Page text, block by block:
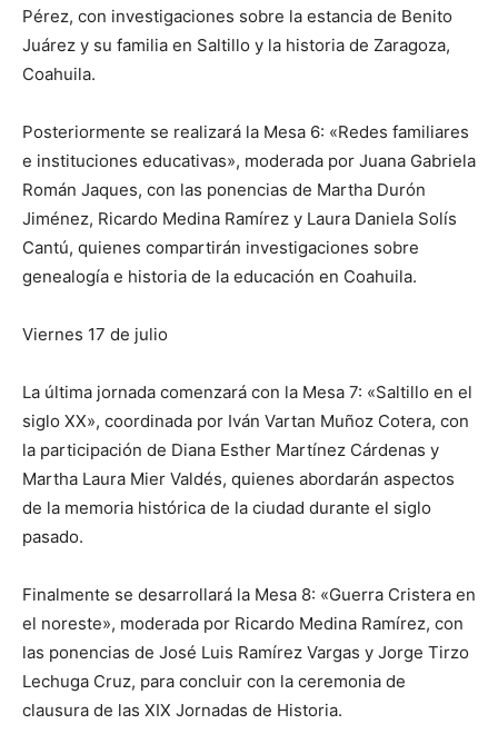
Pérez, con investigaciones sobre la estancia de Benito
Juárez y su familia en Saltillo y la historia de Zaragoza,
Coahuila.
Posteriormente se realizará la Mesa 6: «Redes familiares
e instituciones educativas», moderada por Juana Gabriela
Román Jaques, con las ponencias de Martha Durón
Jiménez, Ricardo Medina Ramírez y Laura Daniela Solís
Cantú, quienes compartirán investigaciones sobre
genealogía e historia de la educación en Coahuila.
Viernes 17 de julio
La última jornada comenzará con la Mesa 7: «Saltillo en el
siglo XX», coordinada por Iván Vartan Muñoz Cotera, con
la participación de Diana Esther Martínez Cárdenas y
Martha Laura Mier Valdés, quienes abordarán aspectos
de la memoria histórica de la ciudad durante el siglo
pasado.
Finalmente se desarrollará la Mesa 8: «Guerra Cristera en
el noreste», moderada por Ricardo Medina Ramírez, con
las ponencias de José Luis Ramírez Vargas y Jorge Tirzo
Lechuga Cruz, para concluir con la ceremonia de
clausura de las XIX Jornadas de Historia.